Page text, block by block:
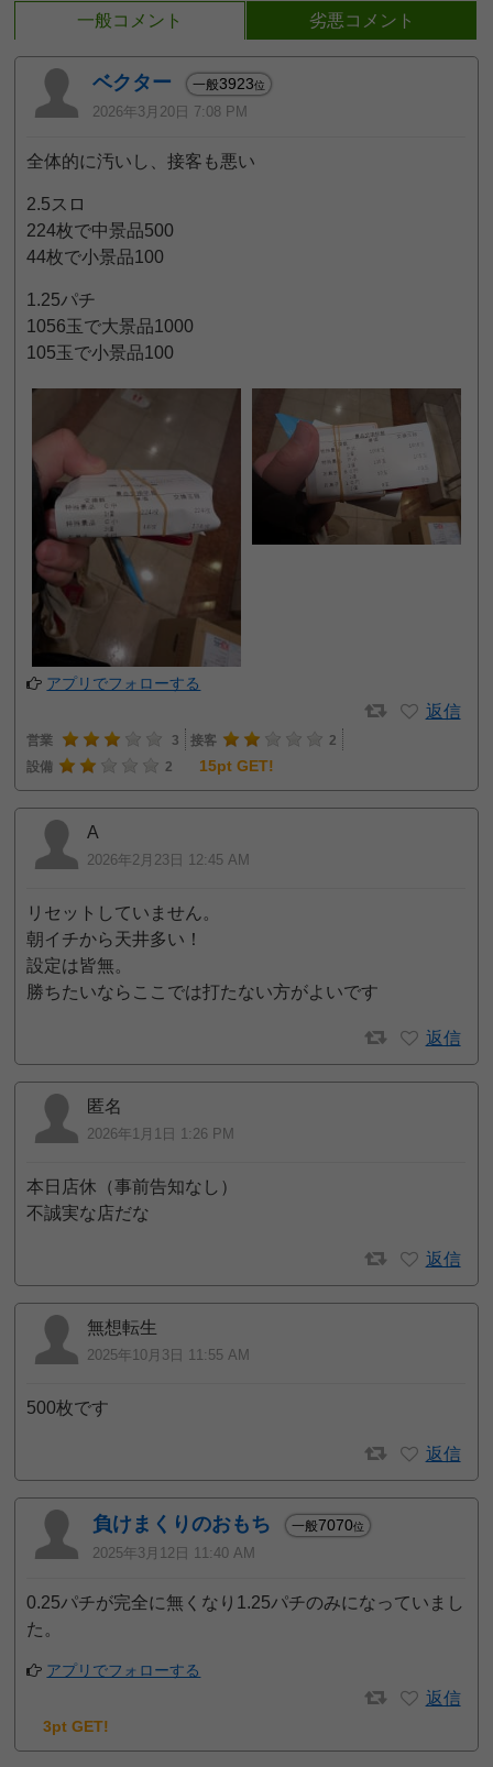
一般コメント 劣悪コメント
ベクター 一般3923位
2026年3月20日 7:08 PM
全体的に汚いし、接客も悪い
2.5スロ
224枚で中景品500
44枚で小景品100
1.25パチ
1056玉で大景品1000
105玉で小景品100
アプリでフォローする
返信
営業 3 接客
2
設備
2 15pt GET!
A
2026年2月23日 12:45 AM
リセットしていません。
朝イチから天井多い！
設定は皆無。
勝ちたいならここでは打たない方がよいです
返信
匿名
2026年1月1日 1:26 PM
本日店休（事前告知なし）
不誠実な店だな
返信
無想転生
2025年10月3日 11:55 AM
500枚です
返信
負けまくりのおもち 一般7070位
2025年3月12日 11:40 AM
0.25パチが完全に無くなり1.25パチのみになっていまし
た。
アプリでフォローする
返信
3pt GET!